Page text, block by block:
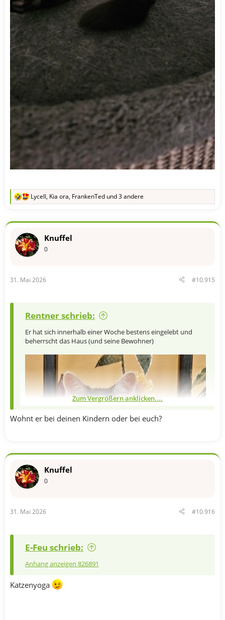
R
k
o
:
Lycell, Kia ora, FrankenTed und 3 andere
Knuffel
0
31. Mai 2026 #10.915
Rentner schrieb:
Er hat sich innerhalb einer Woche bestens eingelebt und
beherrscht das Haus (und seine Bewohner)
Zum Vergrößern anklicken....
Wohnt er bei deinen Kindern oder bei euch?
Knuffel
0
31. Mai 2026 #10.916
E-Feu schrieb:
Anhang anzeigen 826891
Katzenyoga